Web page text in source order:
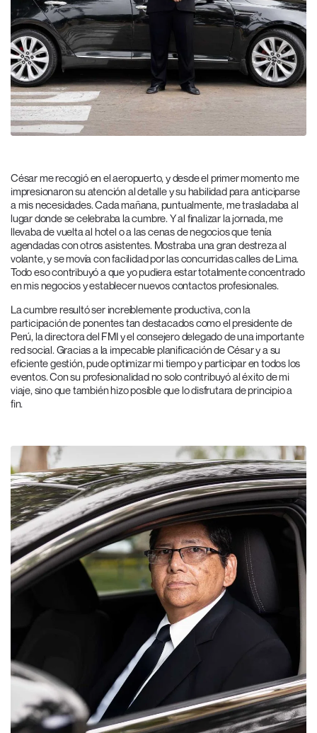
César me recogió en el aeropuerto, y desde el primer momento me
impresionaron su atención al detalle y su habilidad para anticiparse
a mis necesidades. Cada mañana, puntualmente, me trasladaba al
lugar donde se celebraba la cumbre. Y al finalizar la jornada, me
llevaba de vuelta al hotel o a las cenas de negocios que tenía
agendadas con otros asistentes. Mostraba una gran destreza al
volante, y se movía con facilidad por las concurridas calles de Lima.
Todo eso contribuyó a que yo pudiera estar totalmente concentrado
en mis negocios y establecer nuevos contactos profesionales.
La cumbre resultó ser increíblemente productiva, con la
participación de ponentes tan destacados como el presidente de
Perú, la directora del FMI y el consejero delegado de una importante
red social. Gracias a la impecable planificación de César y a su
eficiente gestión, pude optimizar mi tiempo y participar en todos los
eventos. Con su profesionalidad no solo contribuyó al éxito de mi
viaje, sino que también hizo posible que lo disfrutara de principio a
fin.